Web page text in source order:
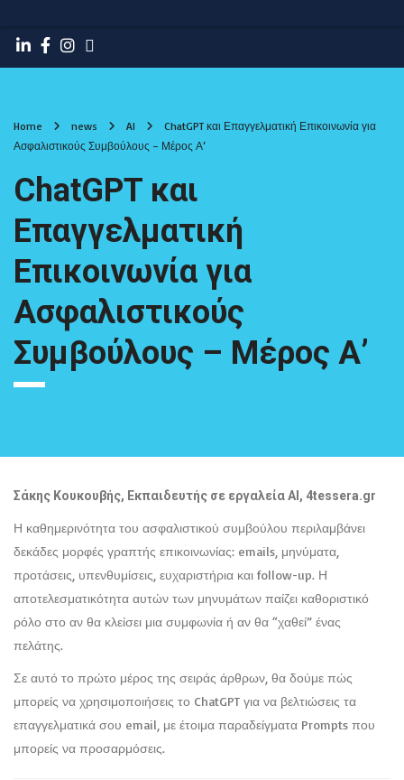
Home news AI
ChatGPT και Επαγγελματική Επικοινωνία για
Ασφαλιστικούς Συμβούλους – Μέρος Α’
ChatGPT και
Επαγγελματική
Επικοινωνία για
Ασφαλιστικούς
Συμβούλους – Μέρος Α’
Σάκης Κουκουβής, Εκπαιδευτής σε εργαλεία ΑΙ, 4tessera.gr
Η καθημερινότητα του ασφαλιστικού συμβούλου περιλαμβάνει
δεκάδες μορφές γραπτής επικοινωνίας: emails, μηνύματα,
προτάσεις, υπενθυμίσεις, ευχαριστήρια και follow-up. Η
αποτελεσματικότητα αυτών των μηνυμάτων παίζει καθοριστικό
ρόλο στο αν θα κλείσει μια συμφωνία ή αν θα “χαθεί” ένας
πελάτης.
Σε αυτό το πρώτο μέρος της σειράς άρθρων, θα δούμε πώς
μπορείς να χρησιμοποιήσεις το ChatGPT για να βελτιώσεις τα
επαγγελματικά σου email, με έτοιμα παραδείγματα Prompts που
μπορείς να προσαρμόσεις.